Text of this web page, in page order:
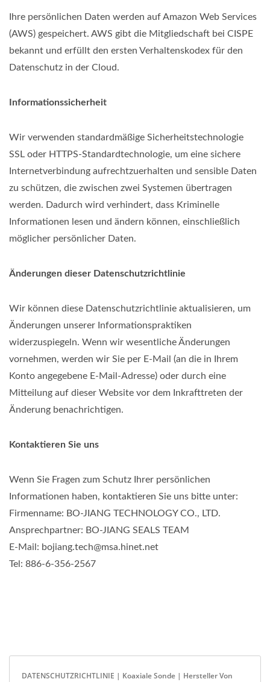
Ihre persönlichen Daten werden auf Amazon Web Services
(AWS) gespeichert. AWS gibt die Mitgliedschaft bei CISPE
bekannt und erfüllt den ersten Verhaltenskodex für den
Datenschutz in der Cloud.
Informationssicherheit
Wir verwenden standardmäßige Sicherheitstechnologie
SSL oder HTTPS-Standardtechnologie, um eine sichere
Internetverbindung aufrechtzuerhalten und sensible Daten
zu schützen, die zwischen zwei Systemen übertragen
werden. Dadurch wird verhindert, dass Kriminelle
Informationen lesen und ändern können, einschließlich
möglicher persönlicher Daten.
Änderungen dieser Datenschutzrichtlinie
Wir können diese Datenschutzrichtlinie aktualisieren, um
Änderungen unserer Informationspraktiken
widerzuspiegeln. Wenn wir wesentliche Änderungen
vornehmen, werden wir Sie per E-Mail (an die in Ihrem
Konto angegebene E-Mail-Adresse) oder durch eine
Mitteilung auf dieser Website vor dem Inkrafttreten der
Änderung benachrichtigen.
Kontaktieren Sie uns
Wenn Sie Fragen zum Schutz Ihrer persönlichen
Informationen haben, kontaktieren Sie uns bitte unter:
Firmenname: BO-JIANG TECHNOLOGY CO., LTD.
Ansprechpartner: BO-JIANG SEALS TEAM
E-Mail: bojiang.tech@msa.hinet.net
Tel: 886-6-356-2567
DATENSCHUTZRICHTLINIE | Koaxiale Sonde | Hersteller Von